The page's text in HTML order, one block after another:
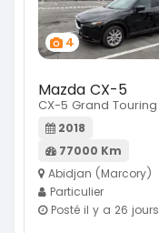
4
Mazda CX-5
CX-5 Grand Touring
2018
77000 Km
Abidjan (Marcory)
Particulier
Posté il y a 26 jours